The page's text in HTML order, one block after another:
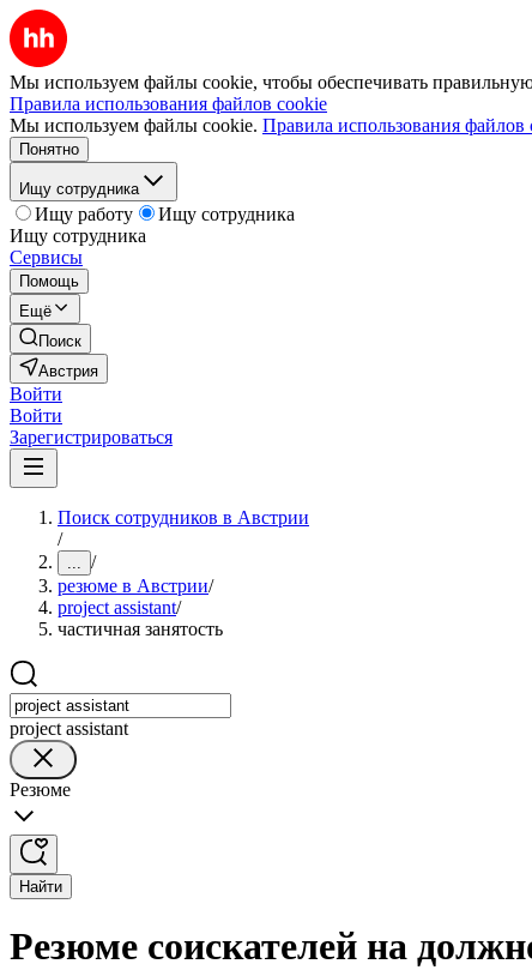
Мы используем файлы cookie, чтобы обеспечивать
Правила использования файлов cookie
Мы используем файлы cookie. Правила использования файлов
Понятно
Ищу сотрудника
Ищу работу
Ищу сотрудника
Ищу сотрудника
Сервисы
Помощь
Ещё
Поиск
Австрия
Войти
Войти
Зарегистрироваться
Поиск сотрудников в Австрии
/
... /
резюме в Австрии/
project assistant/
частичная занятость
project assistant
Резюме
Найти
Резюме соискателей на